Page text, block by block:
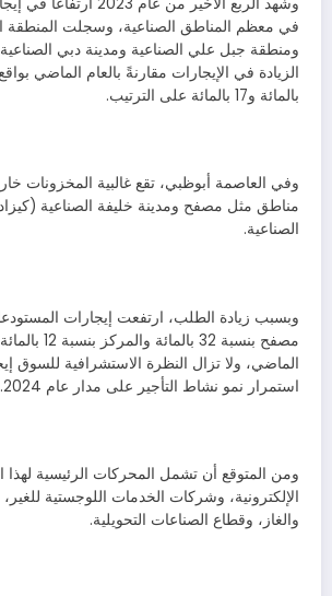
في معظم المناطق الصناعية، وسجلت المنطقة
ومنطقة جبل علي الصناعية ومدينة دبي
بالمائة و17 بالمائة على الترتيب.
وفي العاصمة أبوظبي، تقع غالبية المخزونات
مناطق مثل مصفح ومدينة خليفة الصناعية
الصناعية.
وبسبب زيادة الطلب، ارتفعت إيجارات
مصفح بنسبة 32
الماضي، ولا تزال النظرة الاستشرافية للسوق
استمرار نمو نشاط التأجير على مدار عام 2024.
ومن المتوقع أن تشمل المحركات الرئيسية لهذا
الإلكترونية، وشركات الخدمات اللوجستية
والغاز، وقطاع الصناعات التحويلية.